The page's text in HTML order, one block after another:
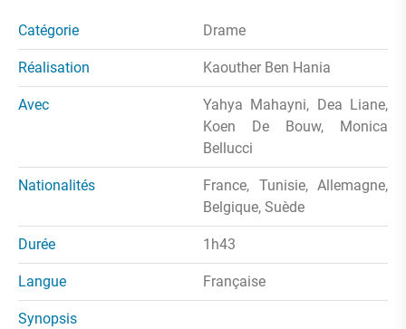
Catégorie Drame
Réalisation Kaouther Ben Hania
Avec
Yahya Mahayni, Dea Liane,
Koen De Bouw, Monica
Bellucci
Nationalités
France, Tunisie, Allemagne,
Belgique, Suède
Durée 1h43
Langue Française
Synopsis